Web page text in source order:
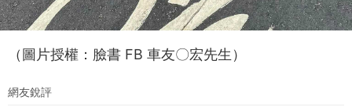
（圖片授權：臉書 FB 車友〇宏先生）
網友銳評